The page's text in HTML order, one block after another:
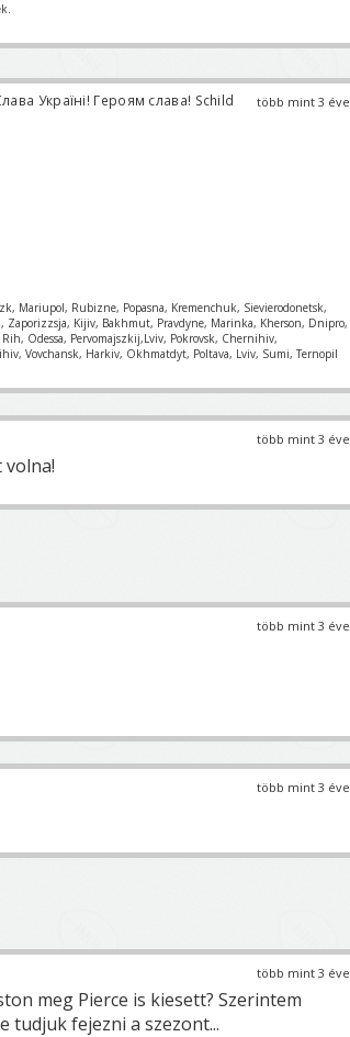
több mint 3 éve
Україні! Героям слава! Schild
Mariupol, Rubizne, Popasna, Kremenchuk, Sievierodonetsk,
Kijiv, Bakhmut, Pravdyne, Marinka, Kherson, Dnipro,
Odessa, Pervomajszkij,Lviv, Pokrovsk, Chernihiv,
Vovchansk, Harkiv, Okhmatdyt, Poltava, Lviv, Sumi, Ternopil
több mint 3 éve
több mint 3 éve
több mint 3 éve
több mint 3 éve
meg Pierce is kiesett? Szerintem
tudjuk fejezni a szezont...